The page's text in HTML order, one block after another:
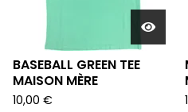
BASEBALL GREEN TEE
MAISON MÈRE
10,00 €